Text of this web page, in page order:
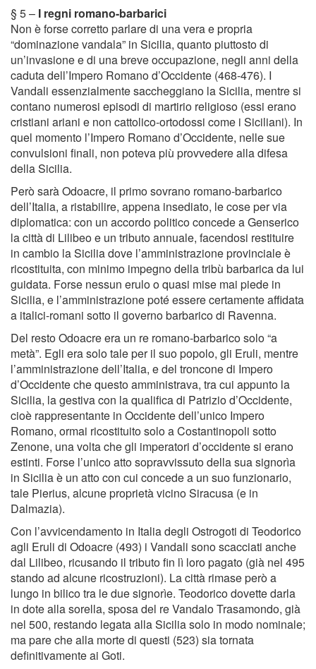
§ 5 – I regni romano-barbarici
Non è forse corretto parlare di una vera e propria
“dominazione vandala” in Sicilia, quanto piuttosto di
un’invasione e di una breve occupazione, negli anni della
caduta dell’Impero Romano d’Occidente (468-476). I
Vandali essenzialmente saccheggiano la Sicilia, mentre si
contano numerosi episodi di martirio religioso (essi erano
cristiani ariani e non cattolico-ortodossi come i Siciliani). In
quel momento l’Impero Romano d’Occidente, nelle sue
convulsioni finali, non poteva più provvedere alla difesa
della Sicilia.
Però sarà Odoacre, il primo sovrano romano-barbarico
dell’Italia, a ristabilire, appena insediato, le cose per via
diplomatica: con un accordo politico concede a Genserico
la città di Lilibeo e un tributo annuale, facendosi restituire
in cambio la Sicilia dove l’amministrazione provinciale è
ricostituita, con minimo impegno della tribù barbarica da lui
guidata. Forse nessun erulo o quasi mise mai piede in
Sicilia, e l’amministrazione poté essere certamente affidata
a italici-romani sotto il governo barbarico di Ravenna.
Del resto Odoacre era un re romano-barbarico solo “a
metà”. Egli era solo tale per il suo popolo, gli Eruli, mentre
l’amministrazione dell’Italia, e del troncone di Impero
d’Occidente che questo amministrava, tra cui appunto la
Sicilia, la gestiva con la qualifica di Patrizio d’Occidente,
cioè rappresentante in Occidente dell’unico Impero
Romano, ormai ricostituito solo a Costantinopoli sotto
Zenone, una volta che gli imperatori d’occidente si erano
estinti. Forse l’unico atto sopravvissuto della sua signorìa
in Sicilia è un atto con cui concede a un suo funzionario,
tale Pierius, alcune proprietà vicino Siracusa (e in
Dalmazia).
Con l’avvicendamento in Italia degli Ostrogoti di Teodorico
agli Eruli di Odoacre (493) i Vandali sono scacciati anche
dal Lilibeo, ricusando il tributo fin lì loro pagato (già nel 495
stando ad alcune ricostruzioni). La città rimase però a
lungo in bilico tra le due signorìe. Teodorico dovette darla
in dote alla sorella, sposa del re Vandalo Trasamondo, già
nel 500, restando legata alla Sicilia solo in modo nominale;
ma pare che alla morte di questi (523) sia tornata
definitivamente ai Goti.